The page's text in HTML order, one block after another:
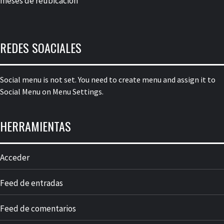
REDES SOACIALES
Social menu is not set. You need to create menu and assign it to
Social Menu on Menu Settings.
HERRAMIENTAS
Acceder
Feed de entradas
Feed de comentarios